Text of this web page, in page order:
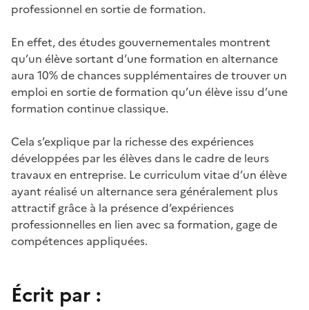
professionnel en sortie de formation.
En effet, des études gouvernementales montrent
qu’un élève sortant d’une formation en alternance
aura 10% de chances supplémentaires de trouver un
emploi en sortie de formation qu’un élève issu d’une
formation continue classique.
Cela s’explique par la richesse des expériences
développées par les élèves dans le cadre de leurs
travaux en entreprise. Le curriculum vitae d’un élève
ayant réalisé un alternance sera généralement plus
attractif grâce à la présence d’expériences
professionnelles en lien avec sa formation, gage de
compétences appliquées.
Écrit par :